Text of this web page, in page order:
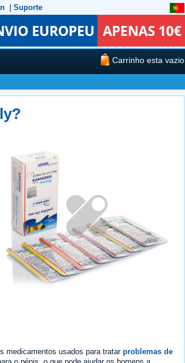
Suporte
Carrinho esta vazio
medicamentos usados para tratar problemas de
o pénis, o que pode ajudar os homens a